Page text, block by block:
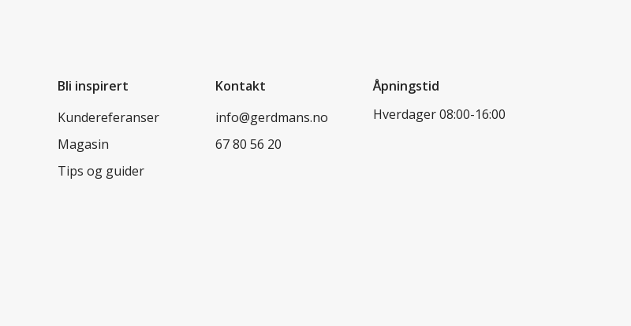
Bli inspirert
Kundereferanser
Magasin
Tips og guider
Kontakt
info@gerdmans.no
67 80 56 20
Åpningstid
Hverdager 08:00-16:00